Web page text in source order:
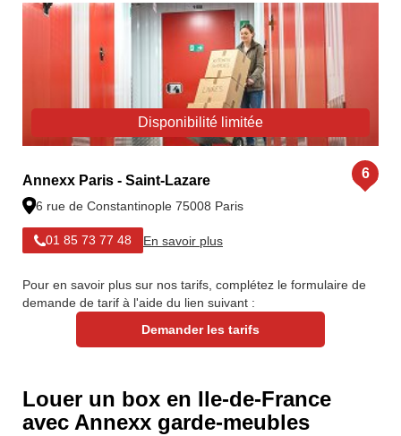
Disponibilité limitée
Annexx Paris - Saint-Lazare
6 rue de Constantinople 75008 Paris
01 85 73 77 48 En savoir plus
6
Pour en savoir plus sur nos tarifs, complétez le formulaire de
demande de tarif à l'aide du lien suivant :
Demander les tarifs
Louer un box en Ile-de-France
avec Annexx garde-meubles